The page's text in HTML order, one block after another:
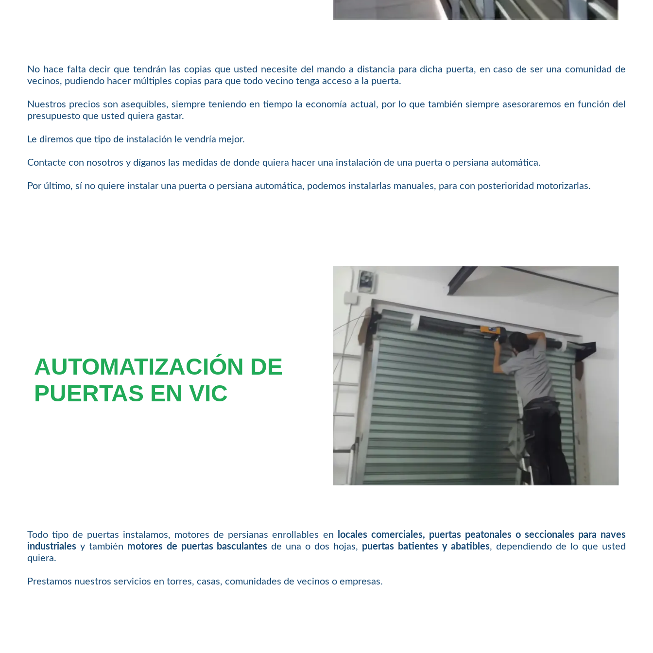
No hace falta decir que tendrán las copias que usted necesite del mando a distancia para dicha puerta, en caso de ser una comunidad de
vecinos, pudiendo hacer múltiples copias para que todo vecino tenga acceso a la puerta.
Nuestros precios son asequibles, siempre teniendo en tiempo la economía actual, por lo que también siempre asesoraremos en función del
presupuesto que usted quiera gastar.
Le diremos que tipo de instalación le vendría mejor.
Contacte con nosotros y díganos las medidas de donde quiera hacer una instalación de una puerta o persiana automática.
Por último, sí no quiere instalar una puerta o persiana automática, podemos instalarlas manuales, para con posterioridad motorizarlas.
AUTOMATIZACIÓN DE
PUERTAS EN VIC
Todo tipo de puertas instalamos, motores de persianas enrollables en
locales comerciales, puertas peatonales o seccionales para naves
industriales y también motores de puertas basculantes de una o dos hojas, puertas batientes y abatibles, dependiendo de lo que usted
quiera.
Prestamos nuestros servicios en torres, casas, comunidades de vecinos o empresas.